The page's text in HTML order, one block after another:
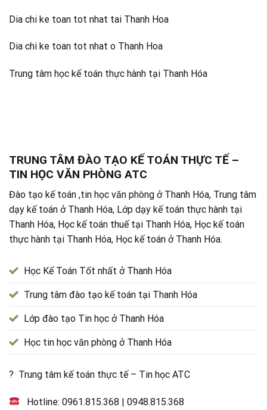
Dia chi ke toan tot nhat tai Thanh Hoa
Dia chi ke toan tot nhat o Thanh Hoa
Trung tâm học kế toán thực hành tại Thanh Hóa
TRUNG TÂM ĐÀO TẠO KẾ TOÁN THỰC TẾ –
TIN HỌC VĂN PHÒNG ATC
Đào tạo kế toán ,tin học văn phòng ở Thanh Hóa, Trung tâm
dạy kế toán ở Thanh Hóa, Lớp dạy kế toán thực hành tại
Thanh Hóa, Học kế toán thuế tại Thanh Hóa, Học kế toán
thực hành tại Thanh Hóa, Học kế toán ở Thanh Hóa.
Học Kế Toán Tốt nhất ở Thanh Hóa
Trung tâm đào tạo kế toán tại Thanh Hóa
Lớp đào tạo Tin học ở Thanh Hóa
Học tin học văn phòng ở Thanh Hóa
? Trung tâm kế toán thực tế – Tin học ATC
Hotline:0961.815.368 |0948.815.368